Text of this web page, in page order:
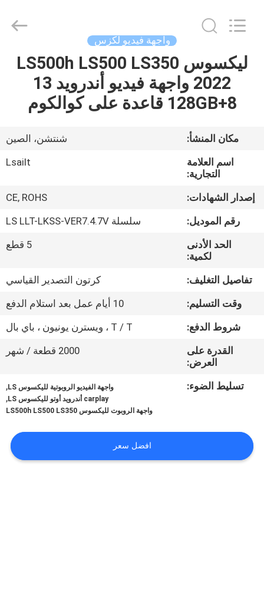
منزل،
أشرطة
معلومات
جولة
المعمل
مراقبة
أخبار
Electron
Co.,Ltd.
Reserved.
واجهة فيديو لكزس
ليكسوس LS500h LS500 LS350
2022 واجهة فيديو أندرويد 13
8+128GB قاعدة على كوالكوم
مكان المنشأ:
شنتشن، الصين
اسم العلامة
التجارية:
Lsailt
إصدار الشهادات:
CE, ROHS
رقم الموديل:
سلسلة LS LLT-LKSS-VER7.4.7V
الحد الأدنى
لكمية:
5 قطع
تفاصيل التغليف:
كرتون التصدير القياسي
وقت التسليم:
10 أيام عمل بعد استلام الدفع
شروط الدفع:
T / T ، ويسترن يونيون ، باي بال
القدرة على
العرض:
2000 قطعة / شهر
تسليط الضوء: واجهة الفيديو الروبوتية لليكسوس LS ,
carplay أندرويد أوتو لليكسوس LS ,
واجهة الروبوت لليكسوس LS500h LS500 LS350
افضل سعر